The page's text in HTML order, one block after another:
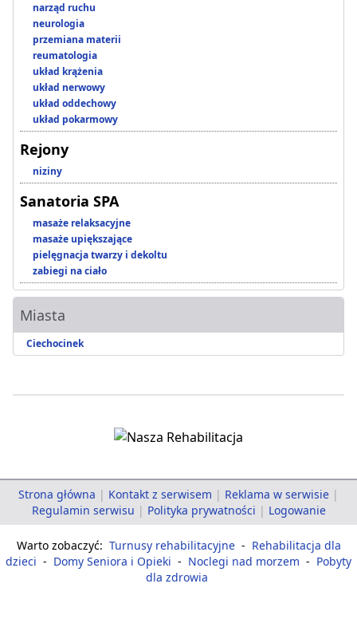
narząd ruchu
neurologia
przemiana materii
reumatologia
układ krążenia
układ nerwowy
układ oddechowy
układ pokarmowy
Rejony
niziny
Sanatoria SPA
masaże relaksacyjne
masaże upiększające
pielęgnacja twarzy i dekoltu
zabiegi na ciało
Miasta
Ciechocinek
Strona główna | Kontakt z serwisem | Reklama w serwisie |
Regulamin serwisu | Polityka prywatności | Logowanie
Warto zobaczyć: Turnusy rehabilitacyjne - Rehabilitacja dla
dzieci - Domy Seniora i Opieki - Noclegi nad morzem - Pobyty
dla zdrowia